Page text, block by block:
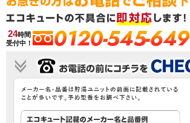
24時間
受付中！
0120-545-649